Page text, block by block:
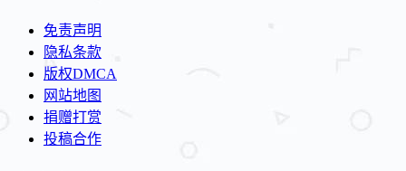
免责声明
隐私条款
版权DMCA
网站地图
捐赠打赏
投稿合作